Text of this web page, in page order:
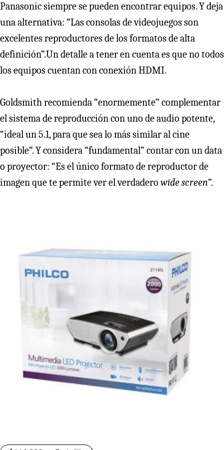
Panasonic siempre se pueden encontrar equipos. Y deja
una alternativa: “Las consolas de videojuegos son
excelentes reproductores de los formatos de alta
definición”.Un detalle a tener en cuenta es que no todos
los equipos cuentan con conexión HDMI.
Goldsmith recomienda “enormemente” complementar
el sistema de reproducción con uno de audio potente,
“ideal un 5.1, para que sea lo más similar al cine
posible”. Y considera “fundamental” contar con un data
o proyector: “Es el único formato de reproductor de
imagen que te permite ver el verdadero wide screen”.